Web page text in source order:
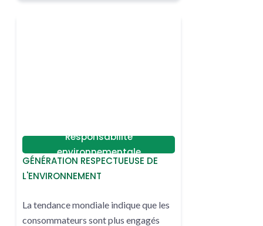
Responsabilité
environnementale
GÉNÉRATION RESPECTUEUSE DE
L'ENVIRONNEMENT
La tendance mondiale indique que les
consommateurs sont plus engagés